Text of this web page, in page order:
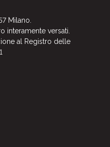
Milano.
interamente versati.
al Registro delle